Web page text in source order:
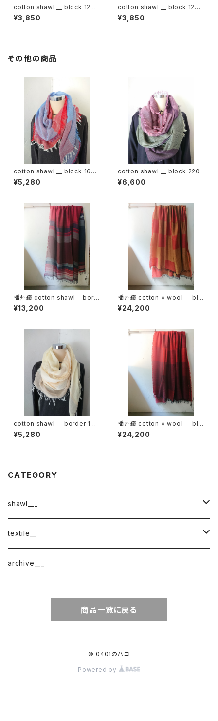
cotton shawl __ block 120
朝朗w
¥3,850
cotton shawl __ block 120
春曙w
¥3,850
その他の商品
cotton shawl __ block 160
初日影w
¥5,280
cotton shawl __ block 220
¥6,600
播州織 cotton shawl__ bord
er 220-120 火輪GK
¥13,200
播州織 cotton × wool __ blo
ck 220-120 鬼灯GK
¥24,200
cotton shawl __ border 160
春陽w
¥5,280
播州織 cotton × wool __ blo
ck 220-120 落陽GK
¥24,200
CATEGORY
shawl___
cotton
border
cotton × wool
textile__
織物
archive___
商品一覧に戻る
© 0401のハコ
Powered by